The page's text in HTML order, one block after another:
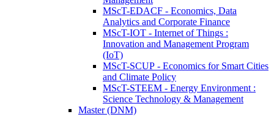
MScT-EDACF - Economics, Data
Analytics and Corporate Finance
MScT-IOT - Internet of Things :
Innovation and Management Program
(IoT)
MScT-SCUP - Economics for Smart Cities
and Climate Policy
MScT-STEEM - Energy Environment :
Science Technology & Management
Master (DNM)